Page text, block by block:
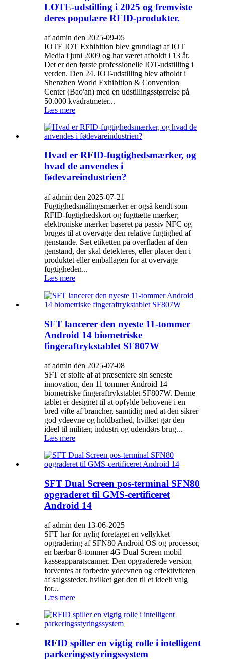
LOTE-udstilling i 2025 og fremviste
deres populære RFID-produkter.
af admin den 2025-09-05
IOTE IOT Exhibition blev grundlagt af IOT
Media i juni 2009 og har været afholdt i 13 år.
Det er den første professionelle IOT-udstilling i
verden. Den 24. IOT-udstilling blev afholdt i
Shenzhen World Exhibition & Convention
Center (Bao'an) med en udstillingsstørrelse på
50.000 kvadratmeter...
Læs mere
Hvad er RFID-fugtighedsmærker, og
hvad de anvendes i
fødevareindustrien?
af admin den 2025-07-21
Fugtighedsmålingsmærker er også kendt som
RFID-fugtighedskort og fugttætte mærker;
elektroniske mærker baseret på passiv NFC og
bruges til at overvåge den relative fugtighed af
genstande. Sæt etiketten på overfladen af ​​den
genstand, der skal detekteres, eller placer den i
produktet eller emballagen for at overvåge
fugtigheden...
Læs mere
SFT lancerer den nyeste 11-tommer
Android 14 biometriske
fingeraftrykstablet SF807W
af admin den 2025-07-08
SFT er stolte af at præsentere sin seneste
innovation, den 11 tommer Android 14
biometriske fingeraftrykstablet SF807W. Denne
tablet er designet til at opfylde behovene i en
bred vifte af brancher, samtidig med at den sikrer
god ydeevne og holdbarhed, hvilket gør den
ideel til militær, industri og udendørs brug...
Læs mere
SFT Dual Screen pos-terminal SFN80
opgraderet til GMS-certificeret
Android 14
af admin den 13-06-2025
SFT har for nylig foretaget en vellykket
opgradering af SFN80 Android OS og processor,
en bærbar 8-tommer 4G Dual Screen mobil
kasseapparatscanner. Den opgraderede version
forventes at forbedre ydeevnen og effektiviteten
af ​​salgssteder, hvilket gør den til et ideelt valg
for...
Læs mere
RFID spiller en vigtig rolle i intelligent
parkeringsstyringssystem